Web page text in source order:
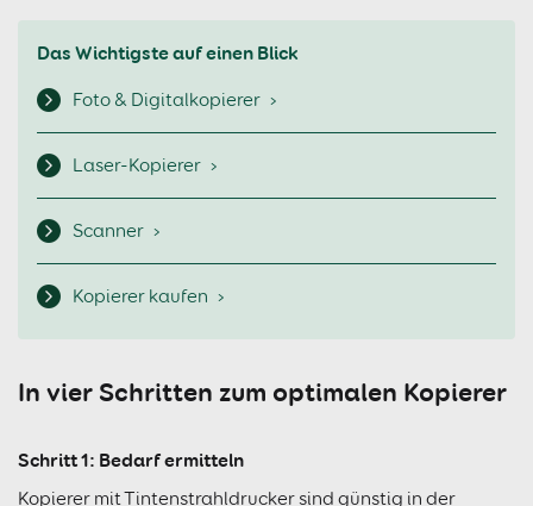
Das Wichtigste auf einen Blick
Foto & Digitalkopierer
Laser-Kopierer
Scanner
Kopierer kaufen
In vier Schritten zum optimalen Kopierer
Schritt 1: Bedarf ermitteln
Kopierer mit Tintenstrahldrucker sind günstig in der